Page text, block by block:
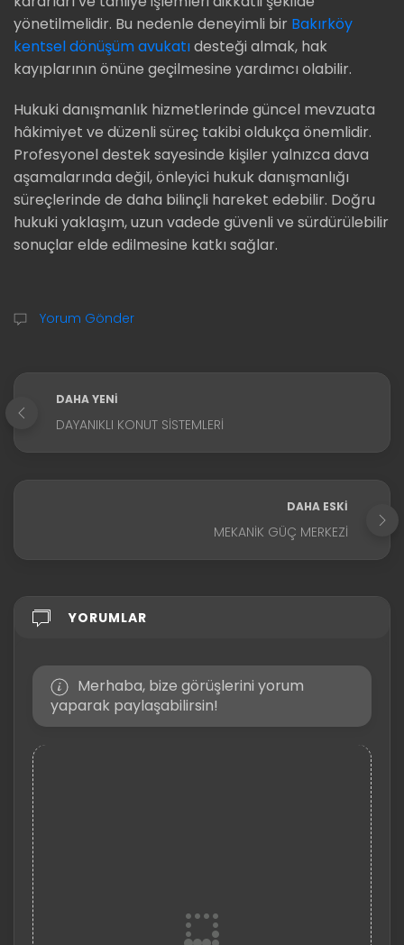
yönetilmelidir. Bu nedenle deneyimli bir Bakırköy
kentsel dönüşüm avukatıdesteği almak, hak
kayıplarının önüne geçilmesine yardımcı olabilir.
Hukuki danışmanlık hizmetlerinde güncel mevzuata
hâkimiyet ve düzenli süreç takibi oldukça önemlidir.
Profesyonel destek sayesinde kişiler yalnızca dava
aşamalarında değil, önleyici hukuk danışmanlığı
süreçlerinde de daha bilinçli hareket edebilir. Doğru
hukuki yaklaşım, uzun vadede güvenli ve sürdürülebilir
sonuçlar elde edilmesine katkı sağlar.
Yorum Gönder
DAHA YENI
DAYANIKLI KONUT SISTEMLERI
DAHA ESKI
MEKANIK GÜÇ MERKEZI
YORUMLAR
Merhaba, bize görüşlerini yorum
yaparak paylaşabilirsin!